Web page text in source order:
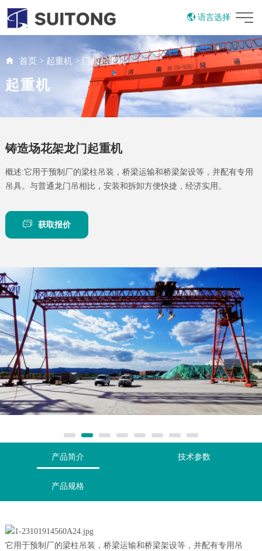
语言选择
English
Russian
首页 > 起重机> 门式起重机
起重机
铸造场花架龙门起重机
概述:它用于预制厂的梁柱吊装，桥梁运输和桥梁架设等，并配有专用
吊具。与普通龙门吊相比，安装和拆卸方便快捷，经济实用。
获取报价
产品简介 技术参数
产品规格
它用于预制厂的梁柱吊装，桥梁运输和桥梁架设等，并配有专用吊